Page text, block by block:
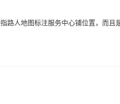
路人地图标注服务中心铺位置，而且